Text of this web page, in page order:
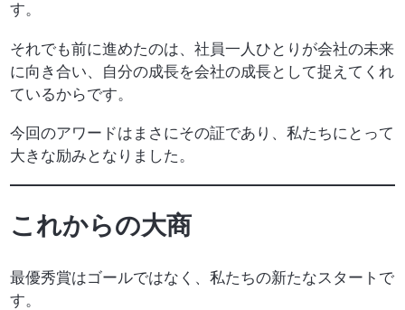
す。
それでも前に進めたのは、社員一人ひとりが会社の未来
に向き合い、自分の成長を会社の成長として捉えてくれ
ているからです。
今回のアワードはまさにその証であり、私たちにとって
大きな励みとなりました。
これからの大商
最優秀賞はゴールではなく、私たちの新たなスタートで
す。